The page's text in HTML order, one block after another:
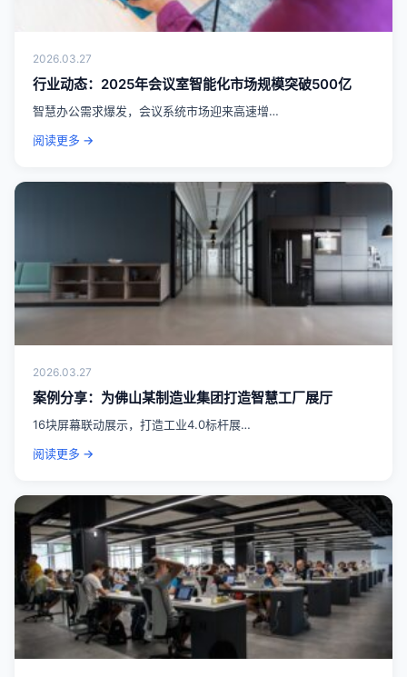
2026.03.27
行业动态：2025年会议室智能化市场规模突破500亿
智慧办公需求爆发，会议系统市场迎来高速增…
阅读更多 →
2026.03.27
案例分享：为佛山某制造业集团打造智慧工厂展厅
16块屏幕联动展示，打造工业4.0标杆展…
阅读更多 →